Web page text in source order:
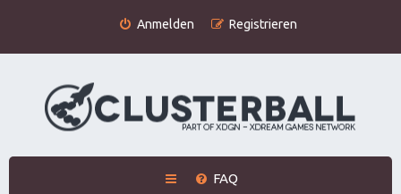
Anmelden Registrieren
FAQ